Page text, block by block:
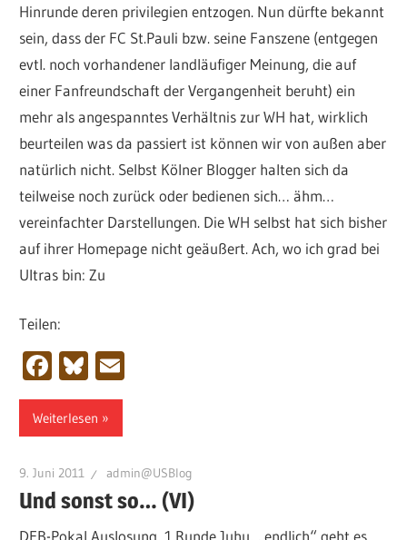
Hinrunde deren privilegien entzogen. Nun dürfte bekannt
sein, dass der FC St.Pauli bzw. seine Fanszene (entgegen
evtl. noch vorhandener landläufiger Meinung, die auf
einer Fanfreundschaft der Vergangenheit beruht) ein
mehr als angespanntes Verhältnis zur WH hat, wirklich
beurteilen was da passiert ist können wir von außen aber
natürlich nicht. Selbst Kölner Blogger halten sich da
teilweise noch zurück oder bedienen sich… ähm…
vereinfachter Darstellungen. Die WH selbst hat sich bisher
auf ihrer Homepage nicht geäußert. Ach, wo ich grad bei
Ultras bin: Zu
Teilen:
Facebook
Bluesky
Weiterlesen
9. Juni 2011 admin@USBlog
Und sonst so… (VI)